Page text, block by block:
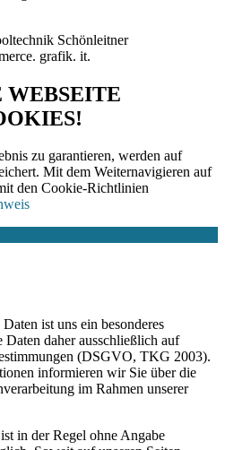
Schönleitner
WEBSEITE
zu garantieren, werden auf
Mit dem Weiternavigieren auf
den Cookie-Richtlinien
ist uns ein besonderes
daher ausschließlich auf
(DSGVO, TKG 2003).
informieren wir Sie über die
im Rahmen unserer
in der Regel ohne Angabe